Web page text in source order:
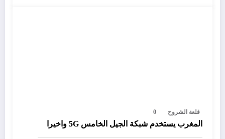
قلعة الشروح 0
المغرب يستخدم شبكة الجيل الخامس 5G واخيرا